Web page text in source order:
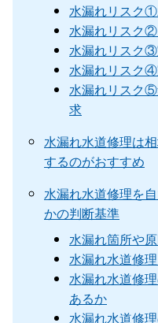
水漏れリスク
水漏れリスク
水漏れリスク
水漏れリスク
水漏れリスク
求
水漏れ水道修理は
するのがおすすめ
水漏れ水道修理を
かの判断基準
水漏れ箇所や
水漏れ水道修
水漏れ水道修
あるか
水漏れ水道修